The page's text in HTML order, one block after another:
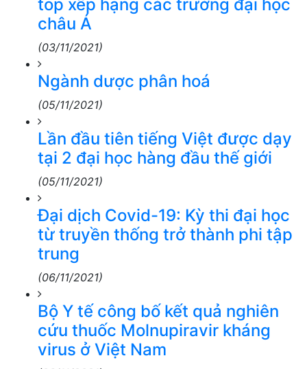
top xếp hạng các trường đại học
châu Á
(03/11/2021)
Ngành dược phân hoá
(05/11/2021)
Lần đầu tiên tiếng Việt được dạy
tại 2 đại học hàng đầu thế giới
(05/11/2021)
Đại dịch Covid-19: Kỳ thi đại học
từ truyền thống trở thành phi tập
trung
(06/11/2021)
Bộ Y tế công bố kết quả nghiên
cứu thuốc Molnupiravir kháng
virus ở Việt Nam